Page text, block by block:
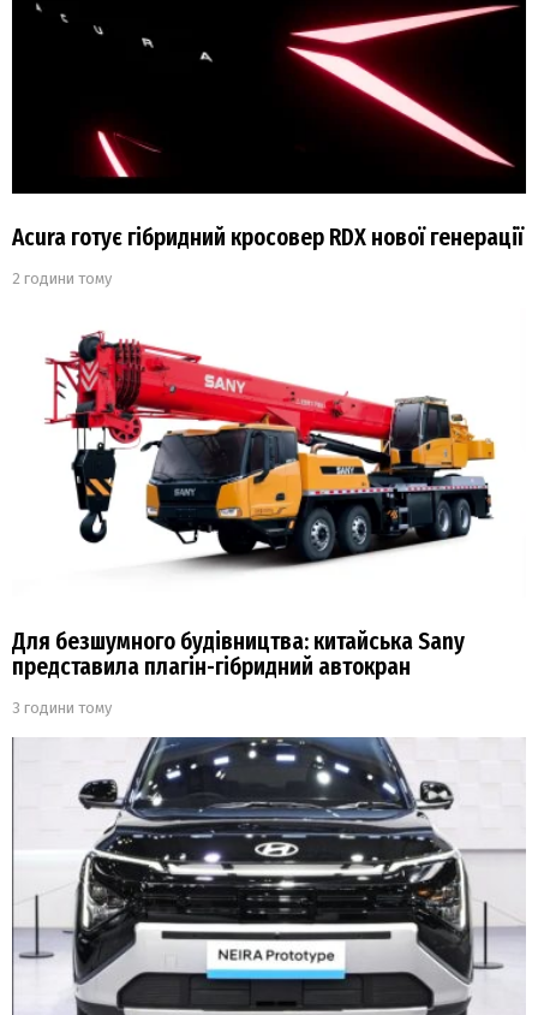
Acura готує гібридний кросовер RDX нової генерації
2 години тому
Для безшумного будівництва: китайська Sany
представила плагін-гібридний автокран
3 години тому